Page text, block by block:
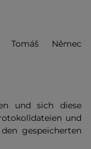
Tomáš Němec
und sich diese
und
gespeicherten